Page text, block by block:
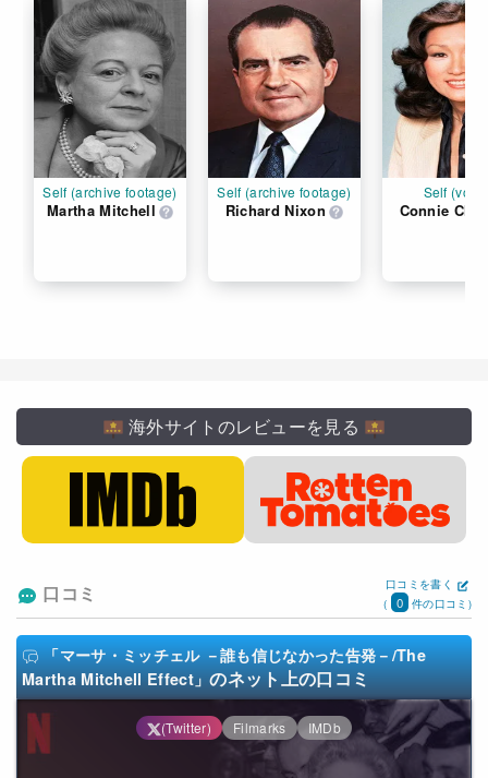
Self (archive footage)
Martha Mitchell
Self (archive footage)
Richard Nixon
Self
Connie
海外サイトのレビューを見る
口コミ
口コミを書く
(
0 件の口コミ)
「マーサ・ミッチェル －誰も信じなかった告発－/The
Martha Mitchell Effect」のネット上の口コミ
(Twitter) Filmarks IMDb